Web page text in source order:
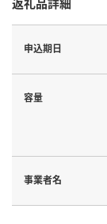
申込期日
容量
事業者名